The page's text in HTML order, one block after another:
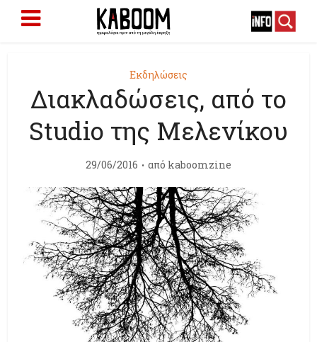
Εκδηλώσεις
Διακλαδώσεις, από το
Studio της Μελενίκου
29/06/2016 από kaboomzine